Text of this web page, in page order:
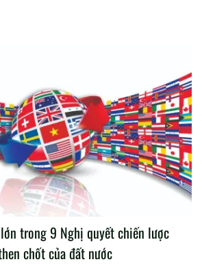
trong 9 Nghị quyết chiến lược
chốt của đất nước